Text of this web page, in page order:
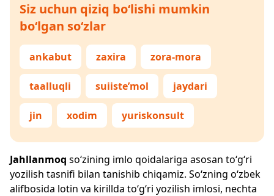
Siz uchun qiziq bo‘lishi mumkin
bo‘lgan so‘zlar
ankabut zaxira zora-mora
taalluqli suiiste’mol jaydari
jin xodim yuriskonsult
Jahllanmoq so‘zining imlo qoidalariga asosan to‘g‘ri
yozilish tasnifi bilan tanishib chiqamiz. So‘zning o‘zbek
alifbosida lotin va kirillda to‘g‘ri yozilish imlosi, nechta